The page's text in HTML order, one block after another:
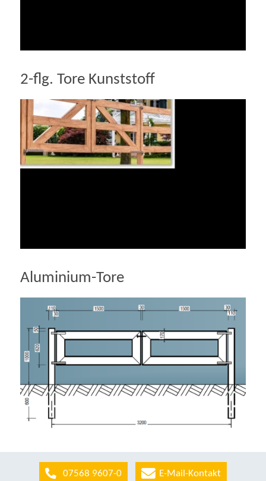
2-flg. Tore Kunststoff
Aluminium-Tore
07568 9607-0 E-Mail-Kontakt